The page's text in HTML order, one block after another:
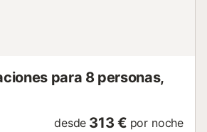
para 8 personas,
desde 313 € por noche